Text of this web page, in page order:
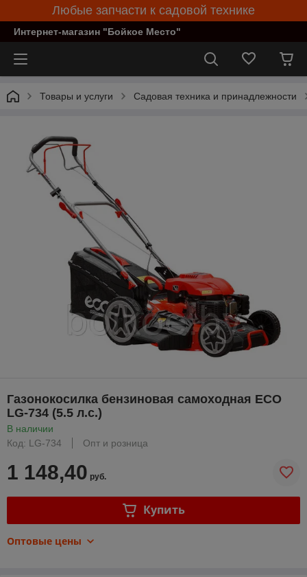
Любые запчасти к садовой технике
Интернет-магазин "Бойкое Место"
Товары и услуги Садовая техника и принадлежности
Газонокосилка бензиновая самоходная ECO
LG-734 (5.5 л.с.)
В наличии
Код: LG-734
Опт и розница
1 148,40 руб.
Купить
Оптовые цены